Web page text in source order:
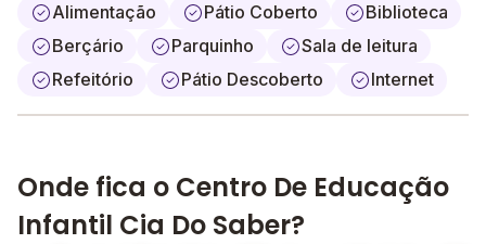
Alimentação
Pátio Coberto
Biblioteca
Berçário
Parquinho
Sala de leitura
Refeitório
Pátio Descoberto Internet
Onde fica o Centro De Educação
Infantil Cia Do Saber?